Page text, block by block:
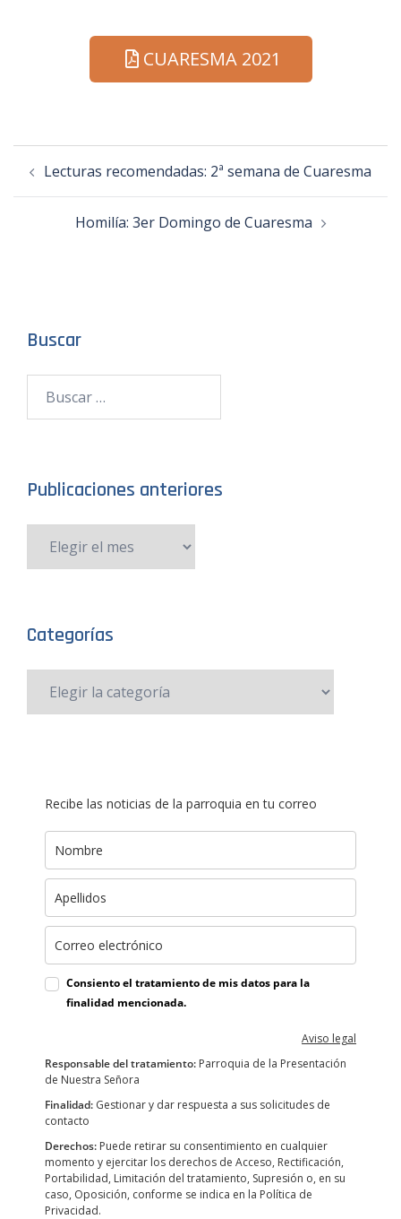
CUARESMA 2021
Lecturas recomendadas: 2ª semana de Cuaresma
Homilía: 3er Domingo de Cuaresma
Buscar
Publicaciones anteriores
Categorías
Recibe las noticias de la parroquia en tu correo
Consiento el tratamiento de mis datos para la
finalidad mencionada.
Aviso legal
Responsable del tratamiento: Parroquia de la Presentación
de Nuestra Señora
Finalidad: Gestionar y dar respuesta a sus solicitudes de
contacto
Derechos: Puede retirar su consentimiento en cualquier
momento y ejercitar los derechos de Acceso, Rectificación,
Portabilidad, Limitación del tratamiento, Supresión o, en su
caso, Oposición, conforme se indica en la Política de
Privacidad.